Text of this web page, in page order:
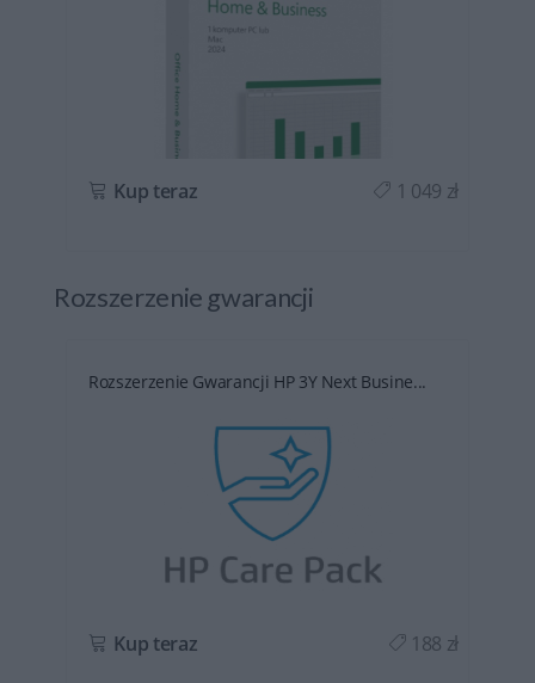
Kup teraz 1 049 zł
Rozszerzenie gwarancji
Rozszerzenie Gwarancji HP 3Y Next Busine...
Kup teraz 188 zł